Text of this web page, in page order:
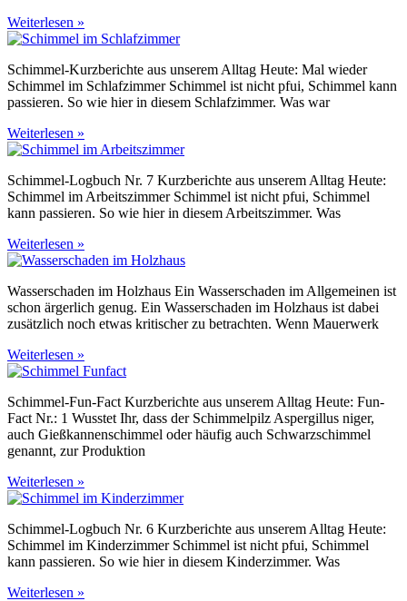
Weiterlesen »
Schimmel-Kurzberichte aus unserem Alltag Heute: Mal wieder
Schimmel im Schlafzimmer Schimmel ist nicht pfui, Schimmel kann
passieren. So wie hier in diesem Schlafzimmer. Was war
Weiterlesen »
Schimmel-Logbuch Nr. 7 Kurzberichte aus unserem Alltag Heute:
Schimmel im Arbeitszimmer Schimmel ist nicht pfui, Schimmel
kann passieren. So wie hier in diesem Arbeitszimmer. Was
Weiterlesen »
Wasserschaden im Holzhaus Ein Wasserschaden im Allgemeinen ist
schon ärgerlich genug. Ein Wasserschaden im Holzhaus ist dabei
zusätzlich noch etwas kritischer zu betrachten. Wenn Mauerwerk
Weiterlesen »
Schimmel-Fun-Fact Kurzberichte aus unserem Alltag Heute: Fun-
Fact Nr.: 1 Wusstet Ihr, dass der Schimmelpilz Aspergillus niger,
auch Gießkannenschimmel oder häufig auch Schwarzschimmel
genannt, zur Produktion
Weiterlesen »
Schimmel-Logbuch Nr. 6 Kurzberichte aus unserem Alltag Heute:
Schimmel im Kinderzimmer Schimmel ist nicht pfui, Schimmel
kann passieren. So wie hier in diesem Kinderzimmer. Was
Weiterlesen »